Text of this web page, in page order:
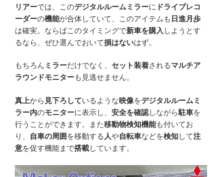
リアーでは、このデジタルルームミラーに ドライブレコ
ーダーの機能が合体していて、このアイテムも 日進月歩
は確実。ならばこのタイミングで新車を購入 しようとす
るなら、ぜひ選んでおいて損はないはず。
もちろん ミラーだけでなく、 セット装着されるマルチア
ラウンドモニターも見逃せません。
真上から 見下ろしているような映像をデジタルルームミ
ラー内のモニターに表示し、 安全を確認しながら駐車を
行うことができます。また移動物検知機能も付いてお
り、
自車の周囲 を移動する 人や自転車などを検知して注
意を促す機能まで搭載しています。